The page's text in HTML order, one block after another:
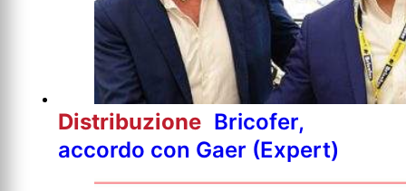
Distribuzione Bricofer,
accordo con Gaer (Expert)